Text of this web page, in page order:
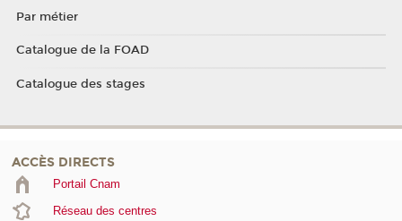
Par métier
Catalogue de la FOAD
Catalogue des stages
ACCÈS DIRECTS
Portail Cnam
Réseau des centres